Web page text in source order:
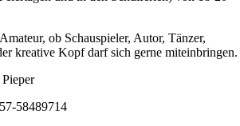
ob Schauspieler, Autor, Tänzer,
kreative Kopf darf sich gerne miteinbringen.
58489714